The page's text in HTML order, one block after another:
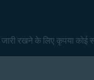
जारी रखने के लिए कृपया कोई